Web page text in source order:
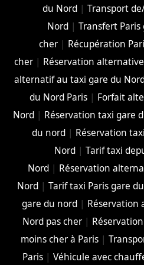
du Nord |Transport
Nord |Transfert
cher | Récupération
cher| Réservation
alternatif au taxi gare du
du Nord Paris| Forfait
Nord | Réservation taxi gare
du nord| Réservation
Nord| Tarif taxi
Nord| Réservation
Nord |Tarif taxi Paris gare
gare du nord | Réservation
Nord pas cher|
moins cher à Paris |
Paris |Véhicule avec